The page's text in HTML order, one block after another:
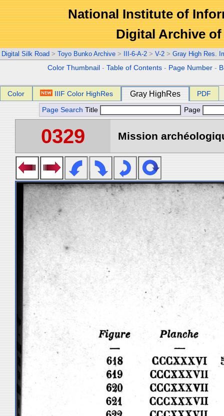
National Institute of
Digital Archive
Digital Silk Road > Toyo Bunko Archive > III-6-A-2 > V-2 > Gray High Res.
Color Thumbnail -Table of Contents - Page Number -
Color IIIF Color HighRes Gray HighRes PDF
Page Search Title Page
0329 Mission